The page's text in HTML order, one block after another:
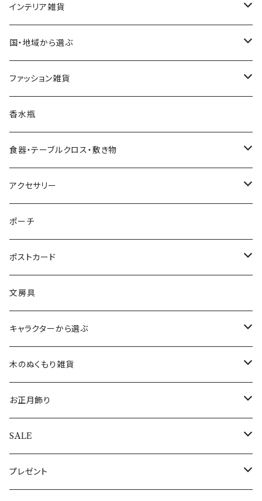
ハワイアンクリスマス雑貨
クリスマスツリー
ヌードツリー（飾りなし）
そのまま飾れるツリー
クリスマスオーナメント・飾り
くるみ割り人形オーナメント
不思議の国のアリスオーナメント
すべてのオーナメント
クリスマスオブジェ・置物
スノードーム
スノードーム（LEDライト付き）
クリスマスリース
クリスマスミュージックオブジェ（音楽付きオブジェ）
オルゴールタイプ
ミュージックタイプ
クリスマスイルミネーションライト
オーナメントスタンド
くま雑貨
ウォールアート(壁飾り)
敷き物
キャンドル・キャンドルスタンド
キャンドル
キャンドルスタンド
ぬいぐるみ
トントゥドール
クリスマスカード
インテリア雑貨
置物・オブジェ
小物入れ・小物置き
スマホスタンド
ウォールアート（壁飾り）
ジュエリースタンド
キャンドルスタンド
カードスタンド
LEDキャンドルライト
ワインホルダー
コースター
トレイ（トレー）
オーナメントスタンド
イルミネーションライト
国・地域から選ぶ
イタリア
チェコ
オランダ
ハワイ
ネパール
インドネシア
バリ
エジプト
フランス
インド
ギリシャ
日本
ドイツ
ファッション雑貨
ピアス
腕時計
バッグ
ミニトートバッグ
スリッパ
すべてのファッション雑貨
イヤリング
香水瓶
食器・テーブルクロス・敷き物
カップ・ソーサー
お皿（プレート）
マグカップ
テーブルクロス
ランチョンマット
敷き物
すべての食器・テーブルクロス・敷き物
エッグホルダー
ミニカップ
アクセサリー
ピアス
イヤリング
腕時計
ブレスレット
ネックレス
指輪
全てのアクセサリー
ポーチ
ポストカード
バースデーカード
クリスマスカード
その他のポストカード
すべてのポストカード
文房具
キャラクターから選ぶ
ALOHAマプア
木のぬくもり雑貨
ぽれぽれ動物
ぽれぽれコモノ
クリスマスぽれぽれ動物
シロクマ親子
おとぎの森のくま
お正月飾り
置物・オブジェ
すべてのお正月飾り
SALE
アウトレット
プレゼント